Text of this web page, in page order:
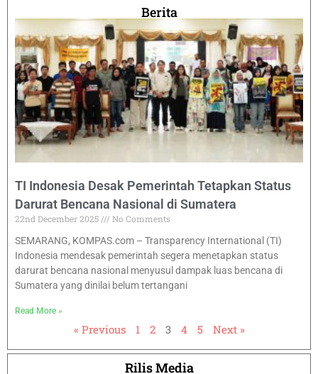
Berita
TI Indonesia Desak Pemerintah Tetapkan Status
Darurat Bencana Nasional di Sumatera
22nd December 2025
No Comments
SEMARANG, KOMPAS.com – Transparency International (TI)
Indonesia mendesak pemerintah segera menetapkan status
darurat bencana nasional menyusul dampak luas bencana di
Sumatera yang dinilai belum tertangani
Read More »
« Previous 1 2 3 4 5 Next »
Rilis Media